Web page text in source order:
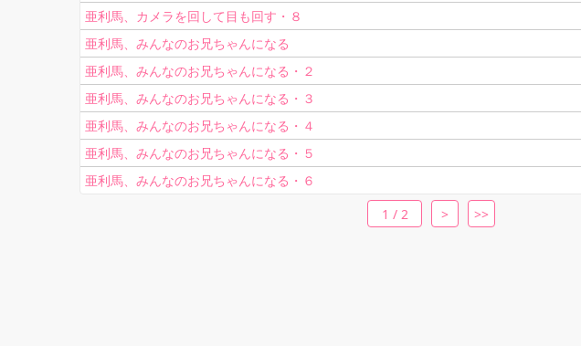
亜利馬、カメラを回して目も回す・８
亜利馬、みんなのお兄ちゃんになる
亜利馬、みんなのお兄ちゃんになる・２
亜利馬、みんなのお兄ちゃんになる・３
亜利馬、みんなのお兄ちゃんになる・４
亜利馬、みんなのお兄ちゃんになる・５
亜利馬、みんなのお兄ちゃんになる・６
1 / 2
> >>